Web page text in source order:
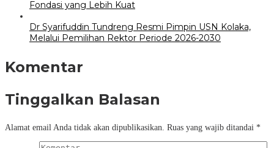
Fondasi yang Lebih Kuat
Dr Syarifuddin Tundreng Resmi Pimpin USN Kolaka,
Melalui Pemilihan Rektor Periode 2026-2030
Komentar
Tinggalkan Balasan
Alamat email Anda tidak akan dipublikasikan. Ruas yang wajib ditandai *